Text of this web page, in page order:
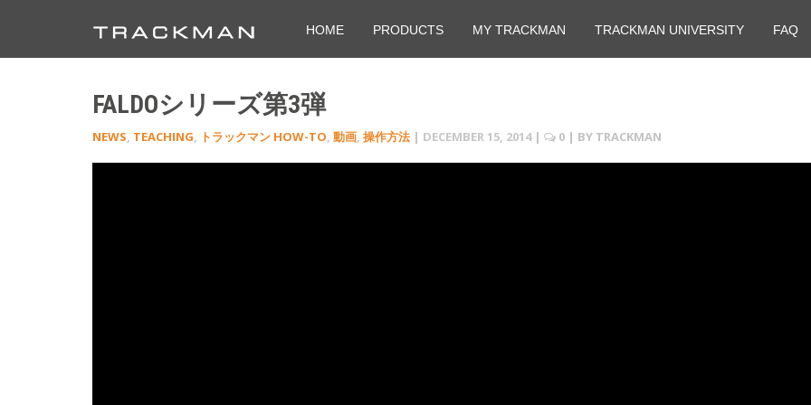
HOME PRODUCTS MY TRACKMAN TRACKMAN UNIVERSITY FAQ
FALDOシリーズ第3弾
NEWS, TEACHING, トラックマン HOW-TO, 動画, 操作方法| DECEMBER 15, 2014 | 0 | BY TRACKMAN